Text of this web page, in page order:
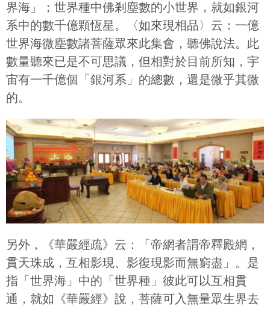
界海」；世界種中佛剎塵數的小世界，就如銀河
系中的數千億顆恆星。〈如來現相品〉云：一億
世界海微塵數諸菩薩眾來此集會，聽佛說法。此
數量聽來已是不可思議，但相對於目前所知，宇
宙有一千億個「銀河系」的總數，還是微乎其微
的。
另外，《華嚴經疏》云：「帝網者謂帝釋殿網，
貫天珠成，互相影現、影復現影而無窮盡」。是
指「世界海」中的「世界種」彼此可以互相貫
通，就如《華嚴經》說，菩薩可入無量眾生界去